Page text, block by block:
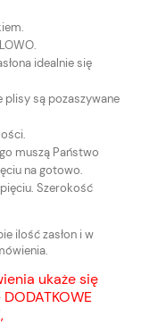
idealnie się
plisy są pozaszywane
muszą Państwo
na gotowo.
Szerokość
ilość zasłon i w
ukaże się